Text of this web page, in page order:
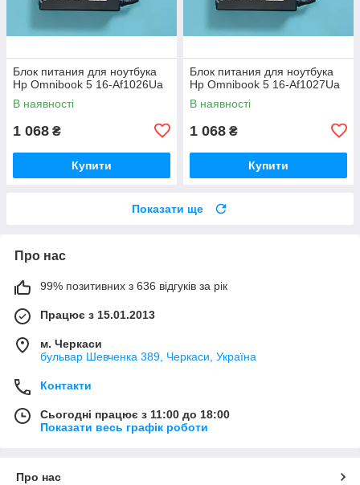
Блок питания для ноутбука
Hp Omnibook 5 16-Af1026Ua
В наявності
1 068 ₴
Купити
Блок питания для ноутбука
Hp Omnibook 5 16-Af1027Ua
В наявності
1 068 ₴
Купити
Показати ще
Про нас
99% позитивних з 636 відгуків за рік
Працює з 15.01.2013
м. Черкаси
бульвар Шевченка 389, Черкаси, Україна
Контакти
Сьогодні працює з 11:00 до 18:00
Показати весь графік роботи
Про нас